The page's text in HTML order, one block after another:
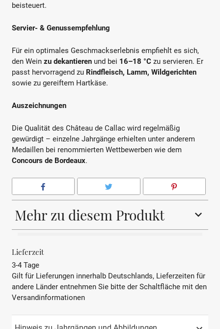
beisteuert.
Servier- & Genussempfehlung
Für ein optimales Geschmackserlebnis empfiehlt es sich,
den Wein zu dekantieren und bei 16–18 °C zu servieren. Er
passt hervorragend zu Rindfleisch, Lamm, Wildgerichten
sowie zu gereiftem Hartkäse.
Auszeichnungen
Die Qualität des Château de Callac wird regelmäßig
gewürdigt – einzelne Jahrgänge erhielten unter anderem
Medaillen bei renommierten Wettbewerben wie dem
Concours de Bordeaux.
Mehr zu diesem Produkt
REBSORTE
Sauvignon, Cabernet Franc
JAHRGANG
PRÄDIKAT AOP
Lieferzeit
3-4 Tage
Gilt für Lieferungen innerhalb Deutschlands, Lieferzeiten für
andere Länder entnehmen Sie bitte der Schaltfläche mit den
Versandinformationen